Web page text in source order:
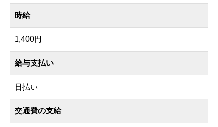
時給
1,400円
給与支払い
日払い
交通費の支給